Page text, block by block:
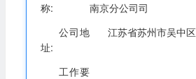
称:
南京分公司司
公司地
址:
江苏省苏州市吴中区
工作要